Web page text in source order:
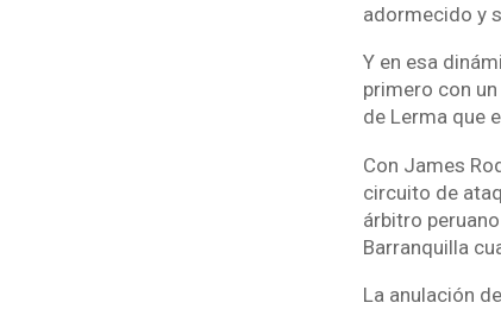
adormecido y
Y en esa
primero con
de Lerma que
Con James
circuito de
árbitro
Barranquilla
La anulación